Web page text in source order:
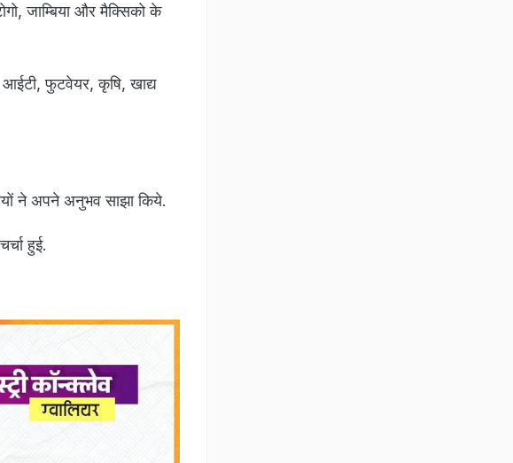
जाम्बिया और मैक्सिको के
फुटवेयर, कृषि, खाद्य
ने अपने अनुभव साझा किये.
हुई.